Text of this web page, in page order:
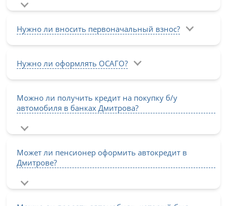
Нужно ли вносить первоначальный взнос?
Нужно ли оформлять ОСАГО?
Можно ли получить кредит на покупку б/у
автомобиля в банках Дмитрова?
Может ли пенсионер оформить автокредит в
Дмитрове?